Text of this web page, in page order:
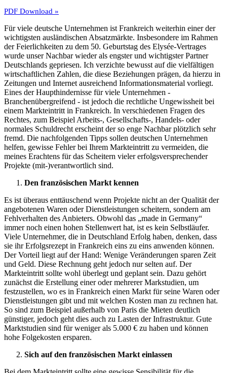
PDF Download »
Für viele deutsche Unternehmen ist Frankreich weiterhin einer der
wichtigsten ausländischen Absatzmärkte. Insbesondere im Rahmen
der Feierlichkeiten zu dem 50. Geburtstag des Elysée-Vertrages
wurde unser Nachbar wieder als engster und wichtigster Partner
Deutschlands gepriesen. Ich verzichte bewusst auf die vielfältigen
wirtschaftlichen Zahlen, die diese Beziehungen prägen, da hierzu in
Zeitungen und Internet ausreichend Informationsmaterial vorliegt.
Eines der Haupthindernisse für viele Unternehmen -
Branchenübergreifend - ist jedoch die rechtliche Ungewissheit bei
einem Markteintritt in Frankreich. In verschiedenen Fragen des
Rechtes, zum Beispiel Arbeits-, Gesellschafts-, Handels- oder
normales Schuldrecht erscheint der so enge Nachbar plötzlich sehr
fremd. Die nachfolgenden Tipps sollen deutschen Unternehmen
helfen, gewisse Fehler bei Ihrem Markteintritt zu vermeiden, die
meines Erachtens für das Scheitern vieler erfolgsversprechender
Projekte (mit-)verantwortlich sind.
Den französischen Markt kennen
Es ist überaus enttäuschend wenn Projekte nicht an der Qualität der
angebotenen Waren oder Dienstleistungen scheitern, sondern am
Fehlverhalten des Anbieters. Obwohl das „made in Germany“
immer noch einen hohen Stellenwert hat, ist es kein Selbstläufer.
Viele Unternehmer, die in Deutschland Erfolg haben, denken, dass
sie ihr Erfolgsrezept in Frankreich eins zu eins anwenden können.
Der Vorteil liegt auf der Hand: Wenige Veränderungen sparen Zeit
und Geld. Diese Rechnung geht jedoch nur selten auf. Der
Markteintritt sollte wohl überlegt und geplant sein. Dazu gehört
zunächst die Erstellung einer oder mehrerer Markstudien, um
festzustellen, wo es in Frankreich einen Markt für seine Waren oder
Dienstleistungen gibt und mit welchen Kosten man zu rechnen hat.
So sind zum Beispiel außerhalb von Paris die Mieten deutlich
günstiger, jedoch geht dies auch zu Lasten der Infrastruktur. Gute
Marktstudien sind für weniger als 5.000 € zu haben und können
hohe Folgekosten ersparen.
Sich auf den französischen Markt einlassen